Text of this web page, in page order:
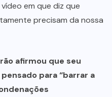
em que diz que
precisam da nossa
afirmou que seu
para “barrar a